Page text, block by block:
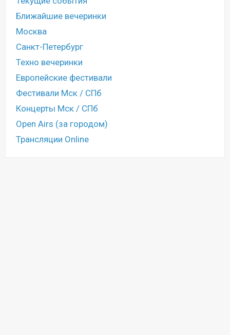
Ближайшие вечеринки
Москва
Санкт-Петербург
Техно вечеринки
Европейские фестивали
Фестивали Мск / СПб
Концерты Мск / СПб
Open Airs (за городом)
Трансляции Online